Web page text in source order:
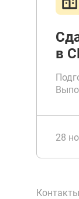
в
28